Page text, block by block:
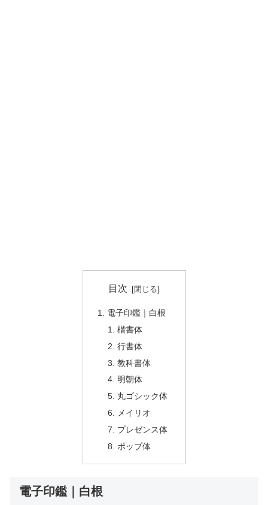
目次
電子印鑑｜白根
楷書体
行書体
教科書体
明朝体
丸ゴシック体
メイリオ
プレゼンス体
ポップ体
電子印鑑｜白根